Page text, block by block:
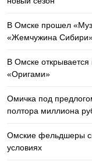
В Омске прошел
«Жемчужина Сибири»
В Омске
«Оригами»
Омичка под
полтора миллиона
Омские фельдшеры
условиях